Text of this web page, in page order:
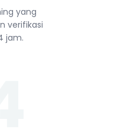
yang
verifikasi
jam.